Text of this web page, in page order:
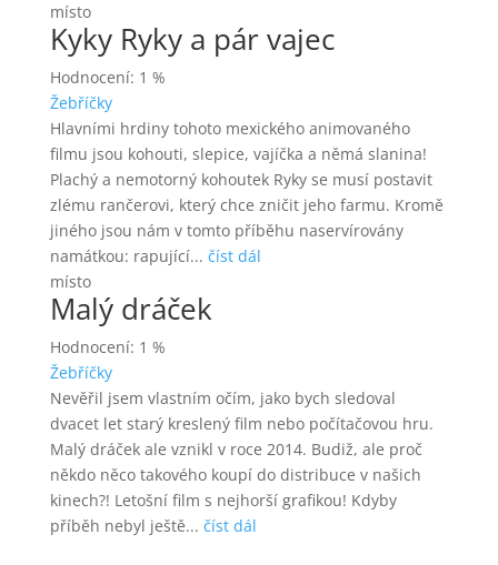
místo
Kyky Ryky a pár vajec
Hodnocení: 1 %
Žebříčky
Hlavními hrdiny tohoto mexického animovaného
filmu jsou kohouti, slepice, vajíčka a němá slanina!
Plachý a nemotorný kohoutek Ryky se musí postavit
zlému rančerovi, který chce zničit jeho farmu. Kromě
jiného jsou nám v tomto příběhu naservírovány
namátkou: rapující... číst dál
místo
Malý dráček
Hodnocení: 1 %
Žebříčky
Nevěřil jsem vlastním očím, jako bych sledoval
dvacet let starý kreslený film nebo počítačovou hru.
Malý dráček ale vznikl v roce 2014. Budiž, ale proč
někdo něco takového koupí do distribuce v našich
kinech?! Letošní film s nejhorší grafikou! Kdyby
příběh nebyl ještě... číst dál